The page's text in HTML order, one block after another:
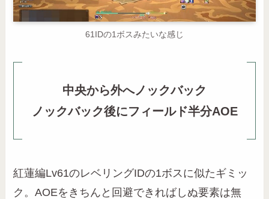
61IDの1ボスみたいな感じ
中央から外へノックバック
ノックバック後にフィールド半分AOE
紅蓮編Lv61のレベリングIDの1ボスに似たギミッ
ク。AOEをきちんと回避できればしぬ要素は無